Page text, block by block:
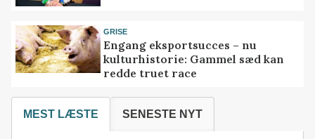
GRISE
Engang eksportsucces – nu
kulturhistorie: Gammel sæd kan
redde truet race
MEST LÆSTE SENESTE NYT